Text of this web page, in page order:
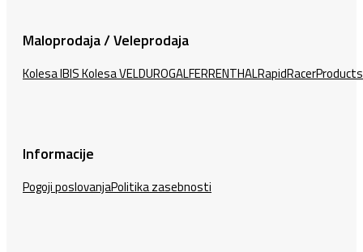
Maloprodaja / Veleprodaja
Kolesa IBISKolesa VELDUROGALFERRENTHALRapidRacerProducts
Informacije
Pogoji poslovanjaPolitika zasebnosti